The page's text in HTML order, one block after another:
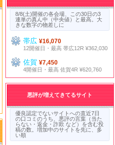
8/8(土)開催の各会場、この30日の3
連単の真ん中（中央値）と最高。大
きな数字の物差しに
帯広¥16,070
12開催日・最高 帯広12R ¥362,030
佐賀¥7,450
4開催日・最高 佐賀4R ¥620,760
悪評が増えてきてるサイト
優良認定でないサイトへの直近7日
の口コミのうち、悪評の言葉（当た
らない・返金・詐欺 など）を含む投
稿の数。増加中のサイトを先に、多
い順